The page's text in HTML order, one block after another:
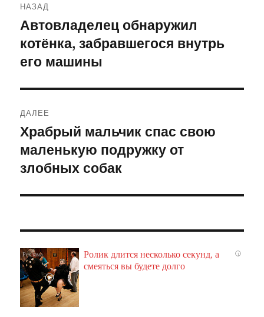
по
записям
НАЗАД
Предыдущая
запись:
Автовладелец обнаружил
котёнка, забравшегося внутрь
его машины
ДАЛЕЕ
Следующая
запись:
Храбрый мальчик спас свою
маленькую подружку от
злобных собак
i
Ролик длится несколько секунд, а
смеяться вы будете долго